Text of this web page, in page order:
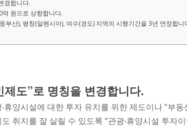
경합니다.
원으로 상향합니다.
부산), 평창(알펜시아), 여수(경도) 지역의 시행기간을 3년 연장합니
제도”로 명칭을 변경합니다.
양시설에 대한 투자 유치를 위한 제도이나 “부동
취지를 잘 살릴 수 있도록 “관광‧휴양시설 투자